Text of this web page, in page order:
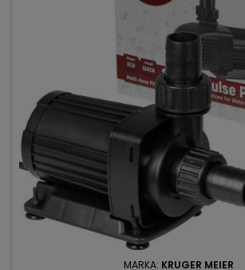
MARKA: KRUGER MEIER